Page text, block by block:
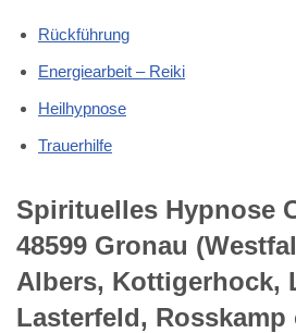
Rückführung
Energiearbeit – Reiki
Heilhypnose
Trauerhilfe
Spirituelles Hypnose
48599 Gronau
Albers, Kottigerhock,
Lasterfeld, Rosskamp